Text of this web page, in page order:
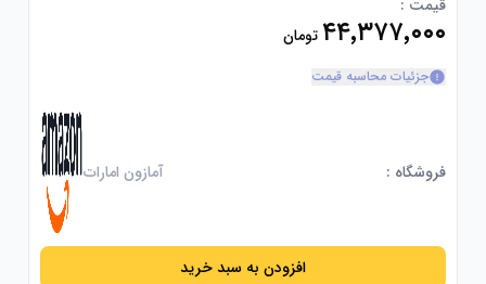
قیمت :
۴۴٬۳۷۷٬۰۰۰تومان
جزئیات محاسبه قیمت
فروشگاه : آمازون امارات
افزودن به سبد خرید